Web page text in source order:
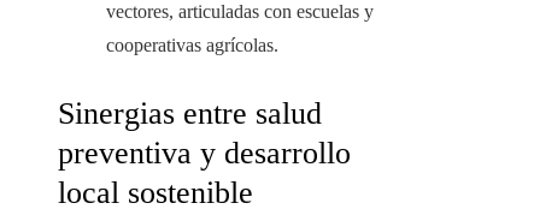
vectores, articuladas con escuelas y
cooperativas agrícolas.
Sinergias entre salud
preventiva y desarrollo
local sostenible